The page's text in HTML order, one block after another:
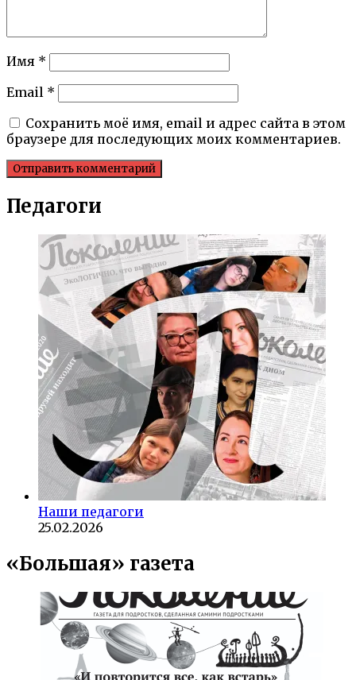
Имя *
Email *
Сохранить моё имя, email и адрес сайта в этом
браузере для последующих моих комментариев.
Педагоги
Наши педагоги
25.02.2026
«Большая» газета